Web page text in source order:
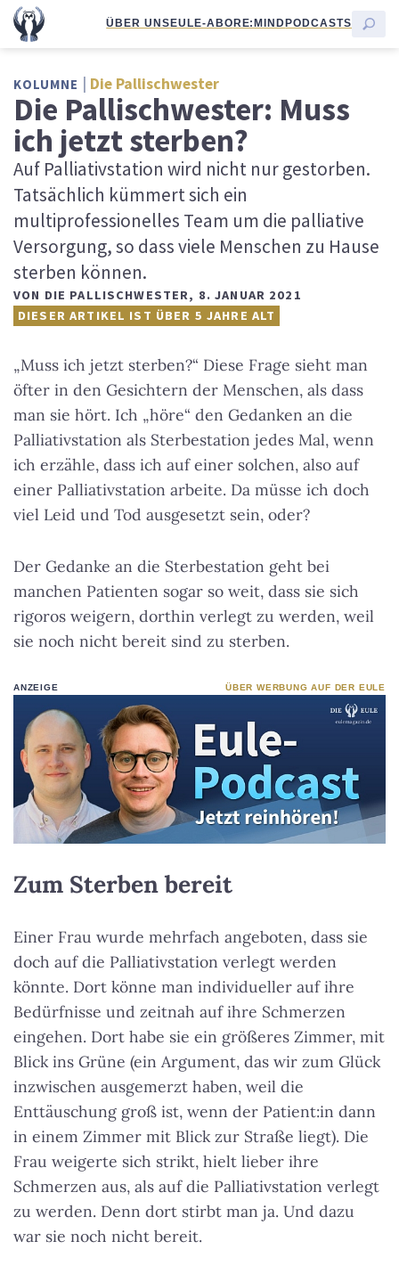
ÜBER UNSEULE-ABORE:MINDPODCASTS
KOLUMNE Die Pallischwester
Die Pallischwester: Muss
ich jetzt sterben?
Auf Palliativstation wird nicht nur gestorben.
Tatsächlich kümmert sich ein
multiprofessionelles Team um die palliative
Versorgung, so dass viele Menschen zu Hause
sterben können.
VON DIE PALLISCHWESTER, 8. JANUAR 2021
DIESER ARTIKEL IST ÜBER 5 JAHRE ALT
„Muss ich jetzt sterben?“ Diese Frage sieht man
öfter in den Gesichtern der Menschen, als dass
man sie hört. Ich „höre“ den Gedanken an die
Palliativstation als Sterbestation jedes Mal, wenn
ich erzähle, dass ich auf einer solchen, also auf
einer Palliativstation arbeite. Da müsse ich doch
viel Leid und Tod ausgesetzt sein, oder?
Der Gedanke an die Sterbestation geht bei
manchen Patienten sogar so weit, dass sie sich
rigoros weigern, dorthin verlegt zu werden, weil
sie noch nicht bereit sind zu sterben.
ANZEIGE ÜBER WERBUNG AUF DER EULE
Zum Sterben bereit
Einer Frau wurde mehrfach angeboten, dass sie
doch auf die Palliativstation verlegt werden
könnte. Dort könne man individueller auf ihre
Bedürfnisse und zeitnah auf ihre Schmerzen
eingehen. Dort habe sie ein größeres Zimmer, mit
Blick ins Grüne (ein Argument, das wir zum Glück
inzwischen ausgemerzt haben, weil die
Enttäuschung groß ist, wenn der Patient:in dann
in einem Zimmer mit Blick zur Straße liegt). Die
Frau weigerte sich strikt, hielt lieber ihre
Schmerzen aus, als auf die Palliativstation verlegt
zu werden. Denn dort stirbt man ja. Und dazu
war sie noch nicht bereit.